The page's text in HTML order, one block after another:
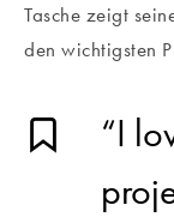
Tasche zeigt
den wichtigsten
“I